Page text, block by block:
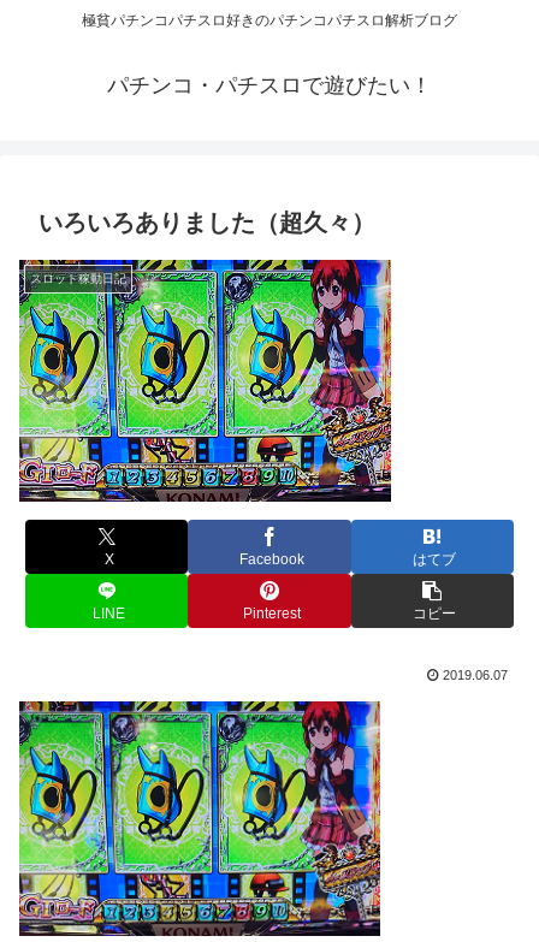
極貧パチンコパチスロ好きのパチンコパチスロ解析ブログ
パチンコ・パチスロで遊びたい！
いろいろありました（超久々）
スロット稼動日記
X Facebook はてブ
LINE Pinterest コピー
2019.06.07